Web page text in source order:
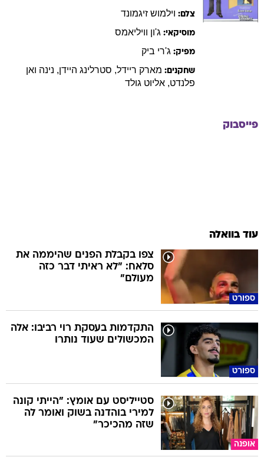
צלם: וילמוש זיגמונד
מוסיקאי: ג'ון וויליאמס
מפיק: ג'רי ביק
שחקנים: מארק ריידל, סטרלינג היידן, נינה ואן
פלנדט, אליוט גולד
פייסבוק
עוד בוואלה
ספורט
צפו בקבלת הפנים שהיממה את
סלאח: "לא ראיתי דבר כזה
מעולם"
ספורט
התקדמות בעסקת רוי רביבו: אלה
המכשולים שעוד נותרו
אופנה
סטייליסט עם אומץ: "הייתי קונה
למירי בוהדנה בשוק ואומר לה
שזה מהכיכר"